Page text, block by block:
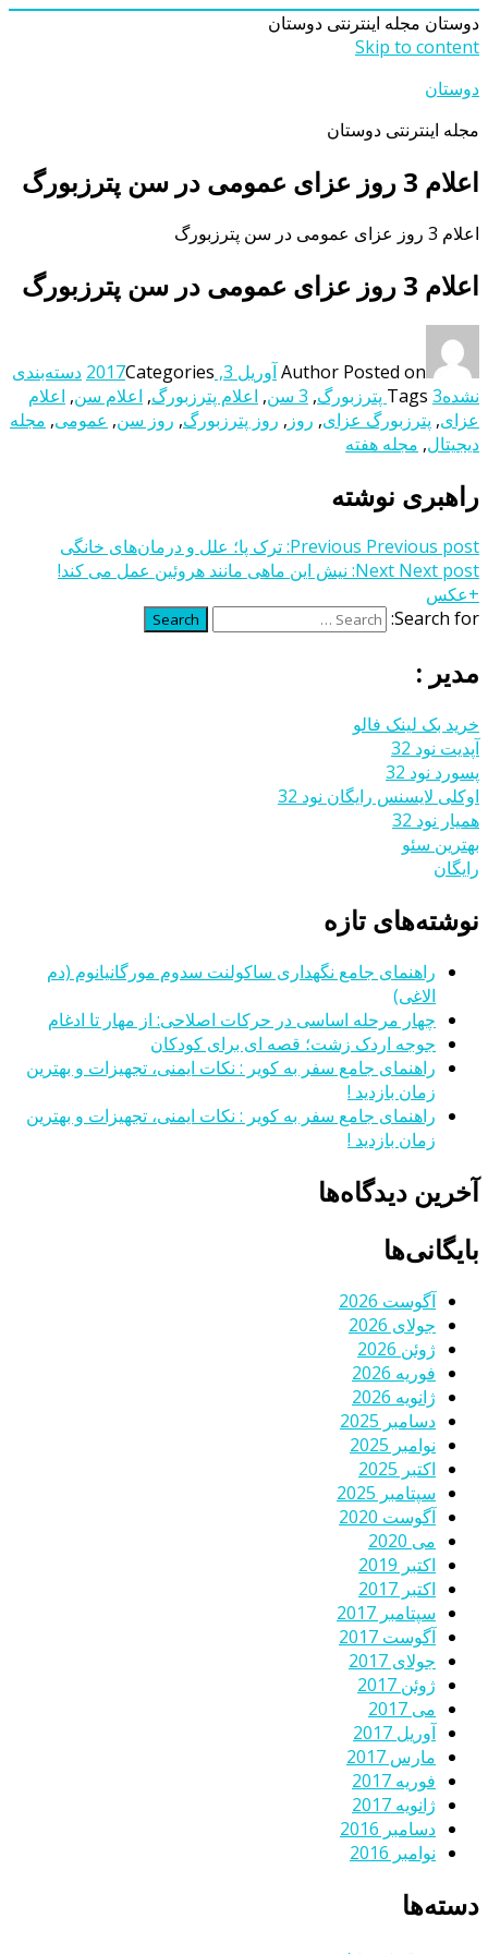
دوستان مجله اینترنتی دوستان
Skip to content
دوستان
مجله اینترنتی دوستان
اعلام 3 روز عزای عمومی در سن پترزبورگ
اعلام 3 روز عزای عمومی در سن پترزبورگ
اعلام 3 روز عزای عمومی در سن پترزبورگ
Author Posted on آوریل 3, 2017 Categories
دسته‌بندی
نشده
Tags 3 پترزبورگ , 3 سن , اعلام پترزبورگ, اعلام سن, اعلام
عزای, پترزبورگ عزای, روز , روز پترزبورگ, روز سن, عمومی, مجله
دیجیتال, مجله هفته
راهبری نوشته
Previous Previous post:
ترک پا؛ علل و درمان‌های خانگی
Next Next post:
نیش این ماهی مانند هروئین عمل می کند!
+عکس
Search for:
Search
مدیر :
خرید بک لینک فالو
آپدیت نود 32
پسورد نود 32
اوکلی لایسنس رایگان نود 32
همیار نود 32
بهترین سئو
رایگان
نوشته‌های تازه
راهنمای جامع نگهداری ساکولنت سدوم مورگانیانوم (دم
الاغی)
چهار مرحله اساسی در حرکات اصلاحی: از مهار تا ادغام
جوجه اردک زشت؛ قصه ای برای کودکان
راهنمای جامع سفر به کویر : نکات ایمنی، تجهیزات و بهترین
زمان بازدید !
راهنمای جامع سفر به کویر : نکات ایمنی، تجهیزات و بهترین
زمان بازدید !
آخرین دیدگاه‌ها
بایگانی‌ها
آگوست 2026
جولای 2026
ژوئن 2026
فوریه 2026
ژانویه 2026
دسامبر 2025
نوامبر 2025
اکتبر 2025
سپتامبر 2025
آگوست 2020
می 2020
اکتبر 2019
اکتبر 2017
سپتامبر 2017
آگوست 2017
جولای 2017
ژوئن 2017
می 2017
آوریل 2017
مارس 2017
فوریه 2017
ژانویه 2017
دسامبر 2016
نوامبر 2016
دسته‌ها